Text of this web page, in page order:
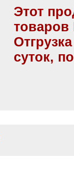
Этот
товаров
суток,